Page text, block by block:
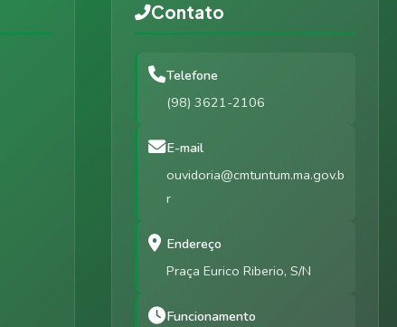
Contato
Telefone
(98) 3621-2106
E-mail
ouvidoria@cmtuntum.ma.gov.b
r
Endereço
Praça Eurico Riberio, S/N
Funcionamento